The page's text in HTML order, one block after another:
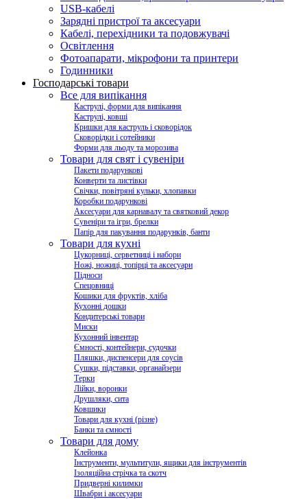
USB-кабелі
Зарядні пристрої та аксесуари
Кабелі, перехідники та подовжувачі
Освітлення
Фотоапарати, мікрофони та принтери
Годинники
Господарські товари
Все для випікання
Каструлі, форми для випікання
Каструлі, ковші
Кришки для каструль і сковорідок
Сковорідки і сотейники
Форми для льоду та морозива
Товари для свят і сувеніри
Пакети подарункові
Конверти та листівки
Свічки, повітряні кульки, хлопавки
Коробки подарункові
Аксесуари для карнавалу та святковий декор
Сувеніри та ігри, брелки
Папір для пакування подарунків, банти
Товари для кухні
Цукорниці, серветниці і набори
Ножі, ножиці, топірці та аксесуари
Підноси
Спецовниці
Кошики для фруктів, хліба
Кухонні дошки
Кондитерські товари
Миски
Кухонний інвентар
Ємності, контейнери, судочки
Пляшки, диспенсери для соусів
Сушки, підставки, органайзери
Терки
Лійки, воронки
Друшляки, сита
Ковшики
Товари для кухні (різне)
Банки та ємності
Товари для дому
Клейонка
Інструменти, мультитули, ящики для інструментів
Ізоляційна стрічка та скотч
Придверні килимки
Швабри і аксесуари